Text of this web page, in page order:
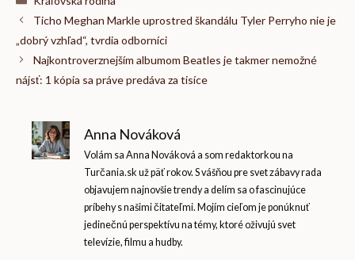
Ticho Meghan Markle uprostred škandálu Tyler Perryho nie je
„dobrý vzhľad“, tvrdia odborníci
Najkontroverznejším albumom Beatles je takmer nemožné
nájsť: 1 kópia sa práve predáva za tisíce
Anna Nováková
Volám sa Anna Nováková a som redaktorkou na
Turčania.sk už päť rokov. S vášňou pre svet zábavy rada
objavujem najnovšie trendy a delím sa o fascinujúce
príbehy s našimi čitateľmi. Mojím cieľom je ponúknuť
jedinečnú perspektívu na témy, ktoré oživujú svet
televízie, filmu a hudby.